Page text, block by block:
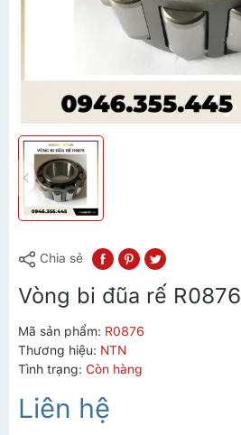
Chia sẻ
Vòng bi đũa rế R0876
Mã sản phẩm: R0876
Thương hiệu: NTN
Tình trạng: Còn hàng
Liên hệ